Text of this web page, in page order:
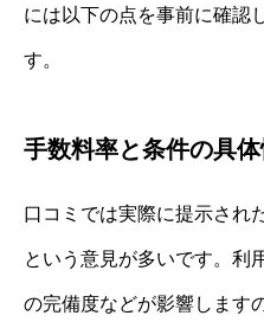
には以下の点を事前に確認
す。
手数料率と条件の具
口コミでは実際に提示され
という意見が多いです。利
の完備度などが影響します